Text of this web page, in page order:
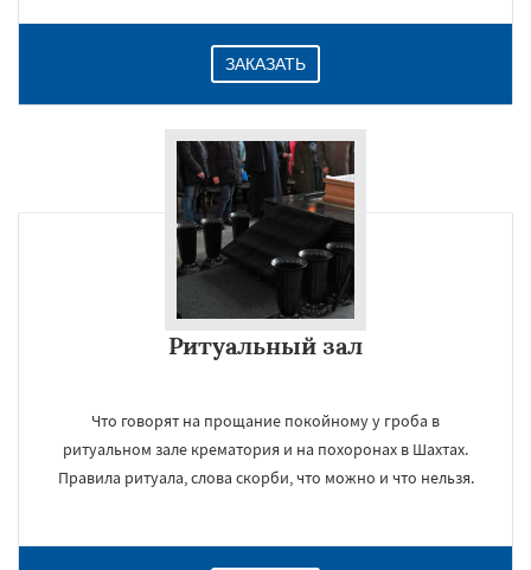
ЗАКАЗАТЬ
Ритуальный зал
Что говорят на прощание покойному у гроба в
ритуальном зале крематория и на похоронах в Шахтах.
Правила ритуала, слова скорби, что можно и что нельзя.